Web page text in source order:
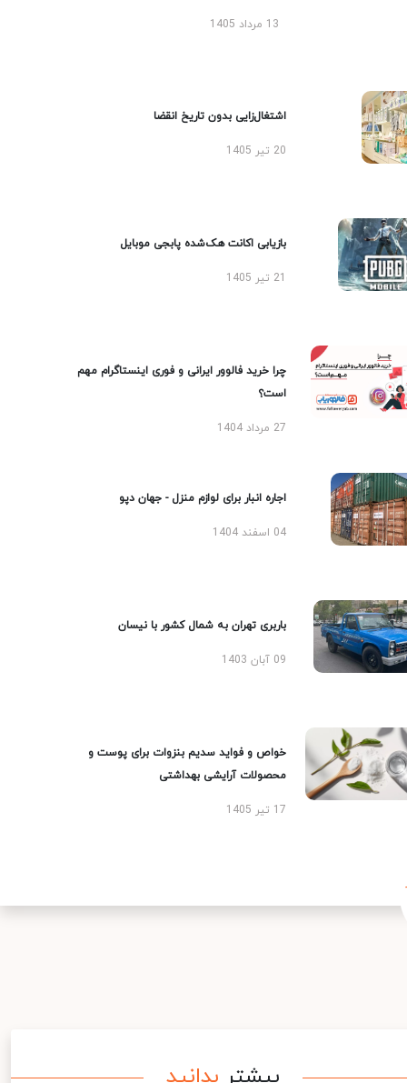
13 مرداد 1405
اشتغال‌زایی بدون تاریخ انقضا
20 تیر 1405
بازیابی اکانت هک‌شده پابجی موبایل
چرا خرید فالوور ایرانی و فوری اینستاگرام مهم
است؟
27 مرداد 1404
اجاره انبار برای لوازم منزل - جهان دپو
04 اسفند 1404
باربری تهران به شمال کشور با نیسان
09 آبان 1403
خواص و فواید سدیم بنزوات برای پوست و
محصولات آرایشی بهداشتی
17 تیر 1405